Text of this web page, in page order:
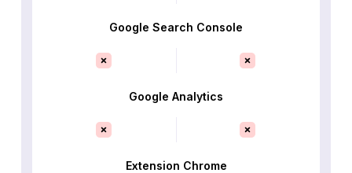
Google Search Console
Google Analytics
Extension Chrome